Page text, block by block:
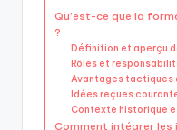
Qu’est-ce que la
?
Définition et aperçu
Rôles et
Avantages tactiques
Idées reçues
Contexte historique
Comment intégrer les